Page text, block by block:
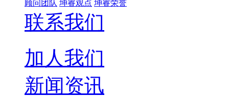
顾问团队 坤睿观点 坤睿荣誉
联系我们
加人我们
新闻资讯